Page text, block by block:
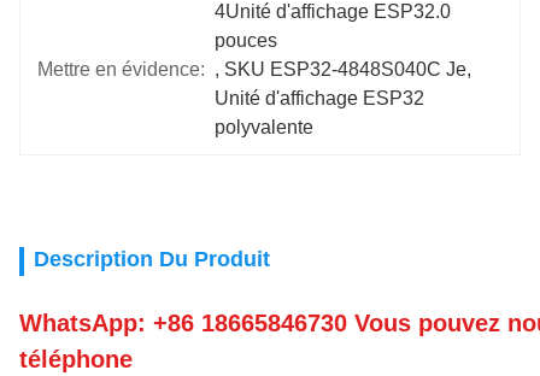
Mettre en évidence:
4Unité d'affichage ESP32.0
pouces
, SKU ESP32-4848S040C Je,
Unité d'affichage ESP32
polyvalente
Description Du Produit
WhatsApp: +86 18665846730 Vous pouvez
téléphone